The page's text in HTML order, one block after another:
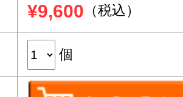
¥9,600 （税込）
個